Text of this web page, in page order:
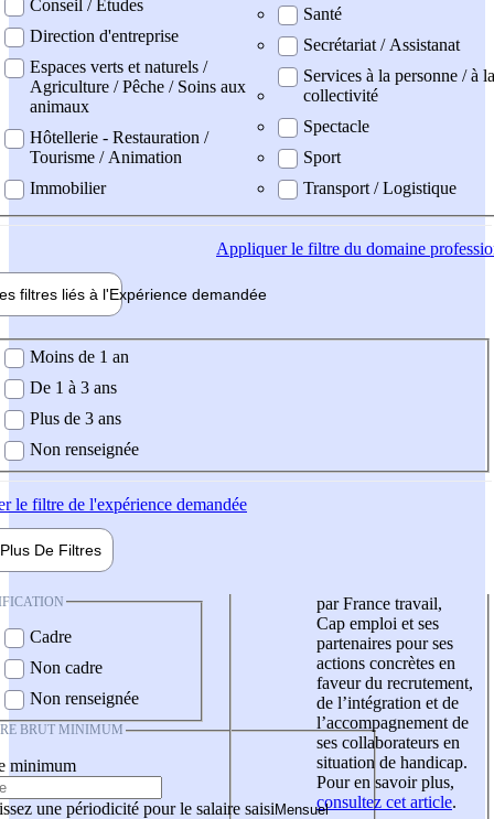
Conseil / Etudes
Direction d'entreprise
Espaces verts et naturels /
Agriculture / Pêche / Soins aux
animaux
Hôtellerie - Restauration /
Tourisme / Animation
Immobilier
Santé
Secrétariat / Assistanat
Services à la personne / à la
collectivité
Spectacle
Sport
Transport / Logistique
Appliquerle filtre du domaine
filtres liés à l'Expérience demandée
demandée
Moins de 1 an
De 1 à 3 ans
Plus de 3 ans
Non renseignée
le filtre de l'expérience demandée
Plus De Filtres
Cadre
Non cadre
Non renseignée
BRUT MINIMUM
minimum
une périodicité pour le salaire saisi
par France travail,
Cap emploi et ses
partenaires pour ses
actions concrètes en
faveur du recrutement,
de l’intégration et de
l’accompagnement de
ses collaborateurs en
situation de handicap.
Pour en savoir plus,
consultez cet article.